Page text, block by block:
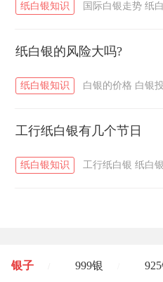
纸白银知识 国际白银走势 纸
纸白银的风险大吗?
纸白银知识 白银的价格 白银
工行纸白银有几个节日
纸白银知识 工行纸白银 纸白
银子 999银